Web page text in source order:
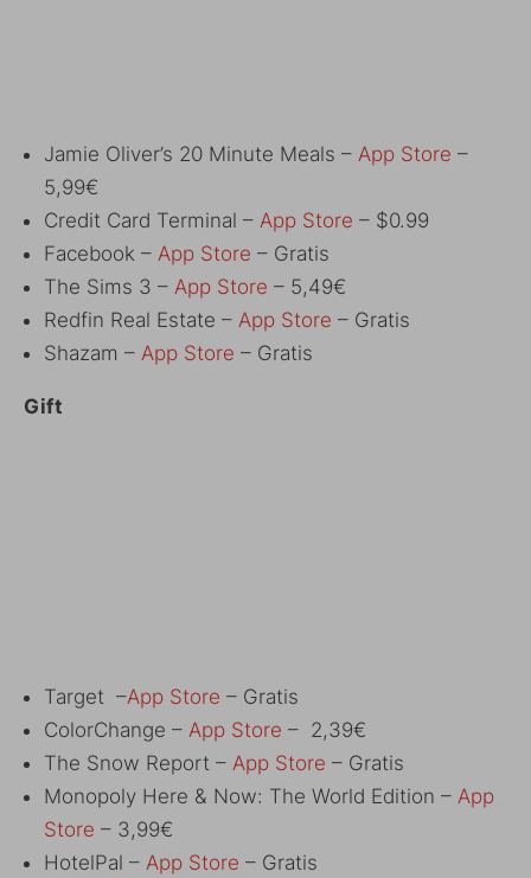
Jamie Oliver’s 20 Minute Meals – App Store –
5,99€
Credit Card Terminal – App Store – $0.99
Facebook – App Store – Gratis
The Sims 3 – App Store – 5,49€
Redfin Real Estate – App Store – Gratis
Shazam – App Store – Gratis
Gift
Target –App Store – Gratis
ColorChange – App Store – 2,39€
The Snow Report – App Store – Gratis
Monopoly Here & Now: The World Edition – App
Store – 3,99€
HotelPal – App Store – Gratis